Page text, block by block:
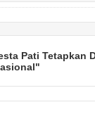
Pati Tetapkan